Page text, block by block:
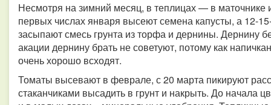
Несмотря на зимний месяц, в теплицах — в маточнике
первых числах января высеют семена капусты, а 12-
засыпают смесь грунта из торфа и дернины. Дернину
акации дернину брать не советуют, потому как
очень хорошо всходят.
Томаты высевают в феврале, с 20 марта пикируют
стаканчиками высадить в грунт и накрыть. До начала